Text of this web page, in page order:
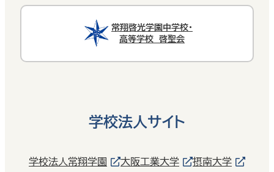
常翔啓光学園中学校・
高等学校 啓聖会
学校法人サイト
学校法人常翔学園 大阪工業大学 摂南大学